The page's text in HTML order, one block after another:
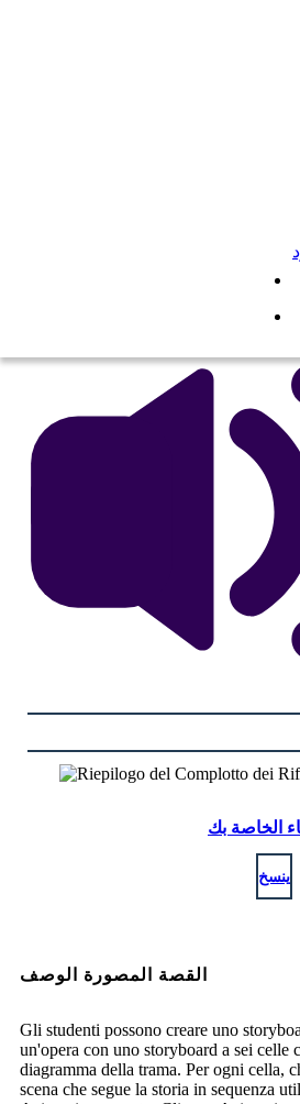
Riepilogo del
Rifugiati: la
ينسخ
القصة المصورة الوصف
Gli studenti possono creare uno
un'opera con uno storyboard a sei celle
diagramma della trama. Per ogni cella,
scena che segue la storia in sequenza